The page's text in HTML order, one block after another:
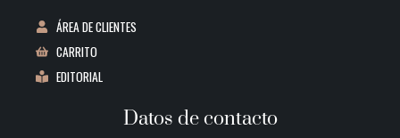
ÁREA DE CLIENTES
CARRITO
EDITORIAL
Datos de contacto